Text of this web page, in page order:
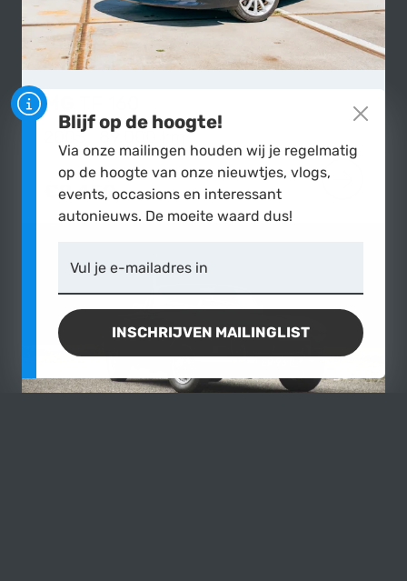
MG
2003 89.000 km
€9.450,-
Blijf op de hoogte!
Via onze mailingen houden wij je regelmatig
op de hoogte van onze nieuwtjes, vlogs,
events, occasions en interessant
autonieuws. De moeite waard dus!
Vul je e-mailadres in
INSCHRIJVEN MAILINGLIST